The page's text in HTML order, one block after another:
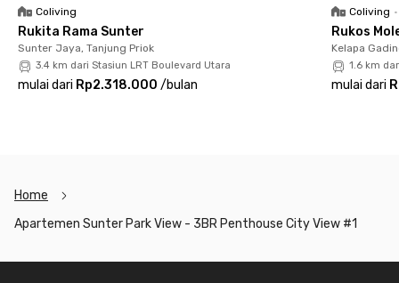
Coliving
Rukita Rama Sunter
Sunter Jaya, Tanjung Priok
3.4 km dari Stasiun LRT Boulevard Utara
mulai dari Rp2.318.000 /bulan
Coliving •
Rukos
Kelapa
1.6 km
mulai dari
Home
Apartemen Sunter Park View - 3BR Penthouse City View #1